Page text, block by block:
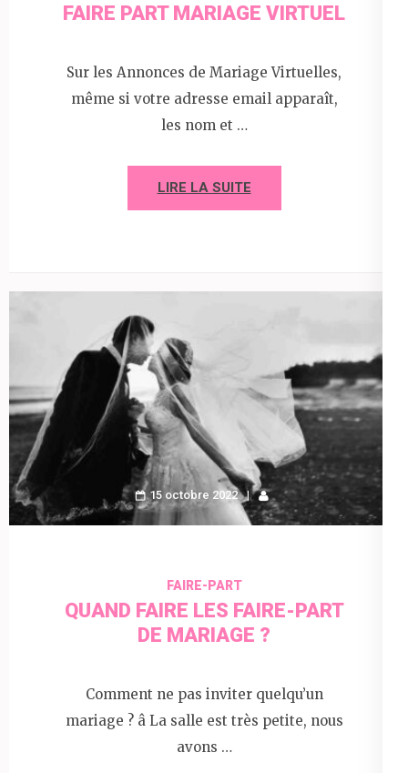
FAIRE PART MARIAGE VIRTUEL
Sur les Annonces de Mariage Virtuelles,
même si votre adresse email apparaît,
les nom et …
LIRE LA SUITE
15 octobre 2022
FAIRE-PART
QUAND FAIRE LES FAIRE-PART
DE MARIAGE ?
Comment ne pas inviter quelqu’un
mariage ? â La salle est très petite, nous
avons …